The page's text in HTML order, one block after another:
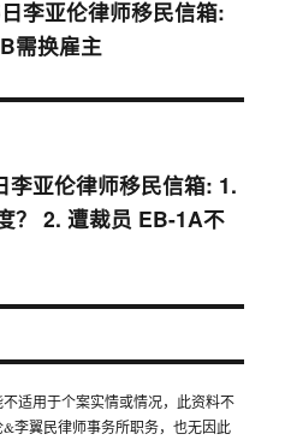
李亚伦律师移民信箱:
需换雇主
李亚伦律师移民信箱: 1.
？ 2. 遭裁员 EB-1A不
适用于个案实情或情况，此资料不
李翼民律师事务所职务，也无因此